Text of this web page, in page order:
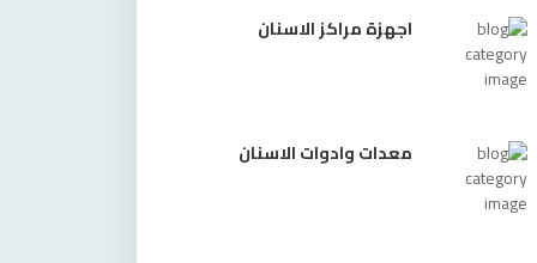
اجهزة مراكز الاسنان
معدات وادوات الاسنان